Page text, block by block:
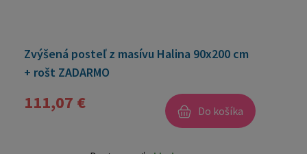
Zvýšená posteľ z masívu Halina 90x200 cm
+ rošt ZADARMO
111,07 € Do košíka